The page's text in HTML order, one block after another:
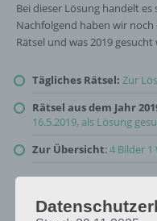
Bei dieser Lösung handelt
Nachfolgend haben wir
Rätsel und was 2019 gesucht
Tägliches Rätsel: Zur
Rätsel aus dem Jahr
16.5.2019, als Lösung
Zur Übersicht:4 Bilder 1